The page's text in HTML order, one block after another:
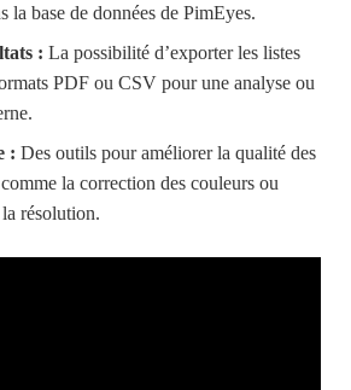
la base de données de PimEyes.
: La possibilité d’exporter les listes
PDF ou CSV pour une analyse ou
: Des outils pour améliorer la qualité des
la correction des couleurs ou
résolution.